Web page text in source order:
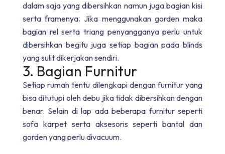
dalam saja yang dibersihkan namun juga bagian kisi
serta framenya. Jika menggunakan gorden maka
bagian rel serta triang penyangganya perlu untuk
dibersihkan begitu juga setiap bagian pada blinds
yang sulit dikerjakan sendiri.
3. Bagian Furnitur
Setiap rumah tentu dilengkapi dengan furnitur yang
bisa ditutupi oleh debu jika tidak dibersihkan dengan
benar. Selain di lap ada beberapa furnitur seperti
sofa karpet serta aksesoris seperti bantal dan
gorden yang perlu divacuum.